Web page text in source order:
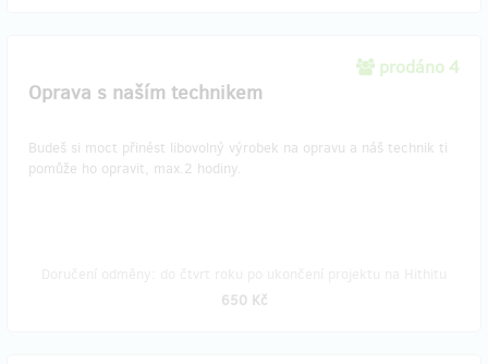
prodáno 4
Oprava s naším technikem
Budeš si moct přinést libovolný výrobek na opravu a náš technik ti
pomůže ho opravit, max.2 hodiny.
650 Kč